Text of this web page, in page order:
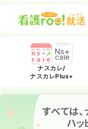
ナスカレ/
ナスカレPlus+